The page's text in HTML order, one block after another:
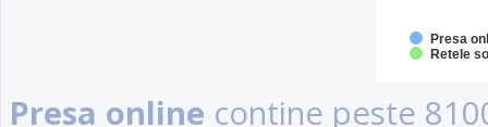
Presa
Retele
Presa online contine peste